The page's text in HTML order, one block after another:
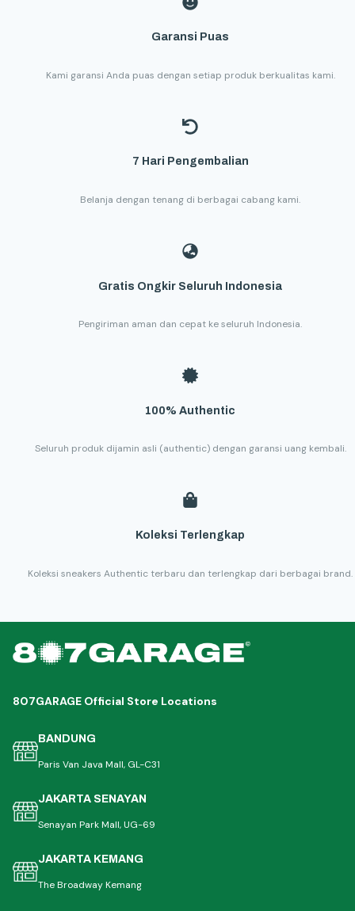
Garansi Puas
Kami garansi Anda puas dengan setiap produk berkualitas kami.
7 Hari Pengembalian
Belanja dengan tenang di berbagai cabang kami.
Gratis Ongkir Seluruh Indonesia
Pengiriman aman dan cepat ke seluruh Indonesia.
100% Authentic
Seluruh produk dijamin asli (authentic) dengan garansi uang kembali.
Koleksi Terlengkap
Koleksi sneakers Authentic terbaru dan terlengkap dari berbagai brand.
807GARAGE Official Store Locations
BANDUNG
Paris Van Java Mall, GL-C31
JAKARTA SENAYAN
Senayan Park Mall, UG-69
JAKARTA KEMANG
The Broadway Kemang